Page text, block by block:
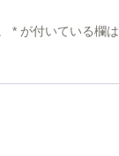
* が付いている欄